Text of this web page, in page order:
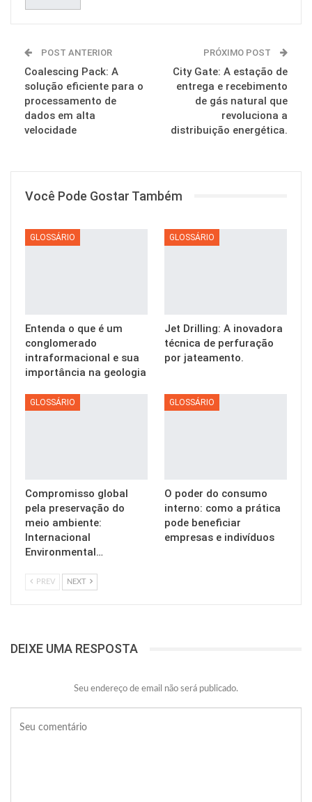
POST ANTERIOR
Coalescing Pack: A
solução eficiente para o
processamento de
dados em alta
velocidade
PRÓXIMO POST
City Gate: A estação de
entrega e recebimento
de gás natural que
revoluciona a
distribuição energética.
Você Pode Gostar Também
GLOSSÁRIO
Entenda o que é um
conglomerado
intraformacional e sua
importância na geologia
GLOSSÁRIO
Jet Drilling: A inovadora
técnica de perfuração
por jateamento.
GLOSSÁRIO
Compromisso global
pela preservação do
meio ambiente:
Internacional
Environmental…
GLOSSÁRIO
O poder do consumo
interno: como a prática
pode beneficiar
empresas e indivíduos
PREV NEXT
DEIXE UMA RESPOSTA
Seu endereço de email não será publicado.